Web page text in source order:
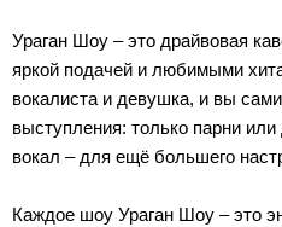
Ураган Шоу – это драйвовая
яркой подачей и любимыми
вокалиста и девушка, и вы
выступления: только парни
вокал – для ещё большего
Каждое шоу Ураган Шоу – это